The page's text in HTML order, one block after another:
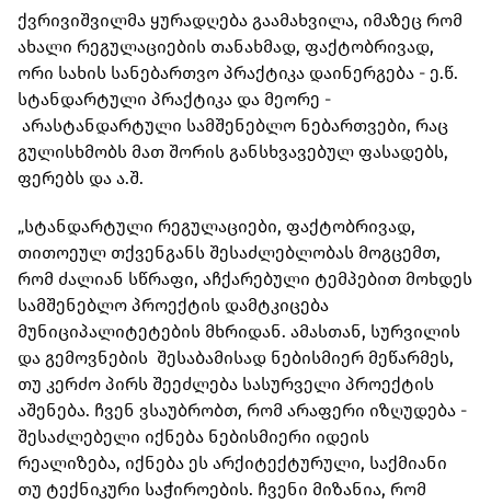
ქვრივიშვილმა ყურადღება გაამახვილა, იმაზეც რომ
ახალი რეგულაციების თანახმად, ფაქტობრივად,
ორი სახის სანებართვო პრაქტიკა დაინერგება - ე.წ.
სტანდარტული პრაქტიკა და მეორე -
არასტანდარტული სამშენებლო ნებართვები, რაც
გულისხმობს მათ შორის განსხვავებულ ფასადებს,
ფერებს და ა.შ.
„სტანდარტული რეგულაციები, ფაქტობრივად,
თითოეულ თქვენგანს შესაძლებლობას მოგცემთ,
რომ ძალიან სწრაფი, აჩქარებული ტემპებით მოხდეს
სამშენებლო პროექტის დამტკიცება
მუნიციპალიტეტების მხრიდან. ამასთან, სურვილის
და გემოვნების შესაბამისად ნებისმიერ მეწარმეს,
თუ კერძო პირს შეეძლება სასურველი პროექტის
აშენება. ჩვენ ვსაუბრობთ, რომ არაფერი იზღუდება -
შესაძლებელი იქნება ნებისმიერი იდეის
რეალიზება, იქნება ეს არქიტექტურული, საქმიანი
თუ ტექნიკური საჭიროების. ჩვენი მიზანია, რომ